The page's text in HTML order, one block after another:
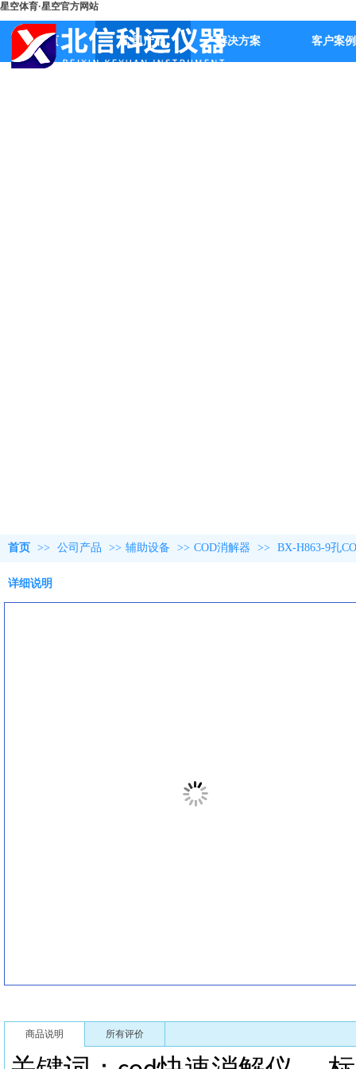
星空体育·星空官方网站
首页 公司产品 解决方案 客户案例
首页 >> 公司产品 >> 辅助设备 >> COD消解器 >> BX-H863-9孔
详细说明
商品说明 所有评价